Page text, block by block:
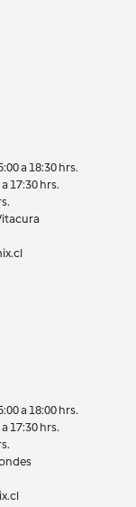
a 18:30 hrs.
17:30 hrs.
a 18:00 hrs.
17:30 hrs.